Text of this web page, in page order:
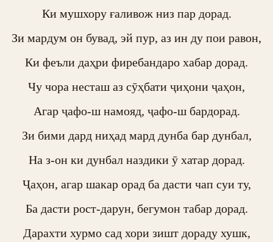
Ки мушхору ғаливож низ пар дорад.
Зи мардум он бувад, эй пур, аз ин ду пои равон,
Ки феъли даҳри фиребандаро хабар дорад.
Чу чора несташ аз сӯҳбати ҷиҳони ҷаҳон,
Агар ҷафо-ш намояд, ҷафо-ш бардорад.
Зи бими дард ниҳад мард дунба бар дунбал,
На з-он ки дунбал наздики ӯ хатар дорад.
Ҷаҳон, агар шакар орад ба дасти чап суи ту,
Ба дасти рост-дарун, бегумон табар дорад.
Дарахти хурмо сад хори зишт дораду хушк,